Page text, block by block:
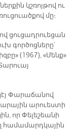
կշռոյթով ու
մը։
ցուցադրուեցան
գործոցները՝
(1967), «Մենք»
Փարաճանով
արուեստի
որ Փելեշեանի
համամարդկային